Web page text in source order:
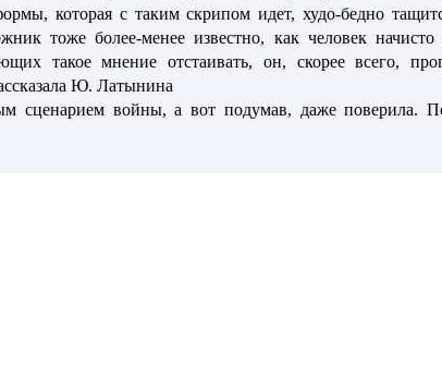
которая с таким скрипом идет, худо-бедно
тоже более-менее известно, как человек
такое мнение отстаивать, он, скорее всего,
Ю. Латынина
сценарием войны, а вот подумав, даже поверила.